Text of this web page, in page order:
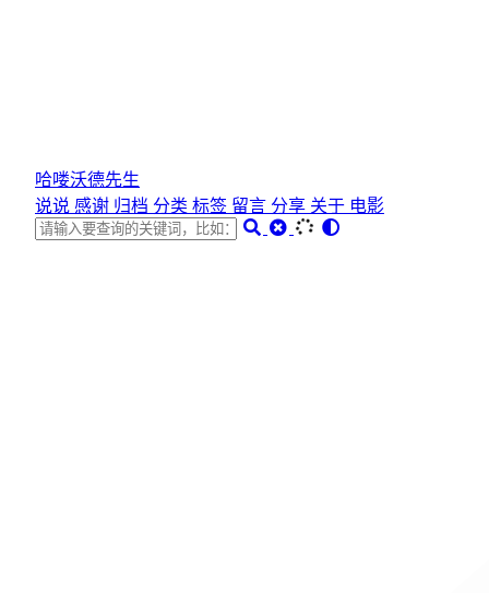
哈喽沃德先生
说说 感谢 归档 分类 标签 留言 分享 关于 电影